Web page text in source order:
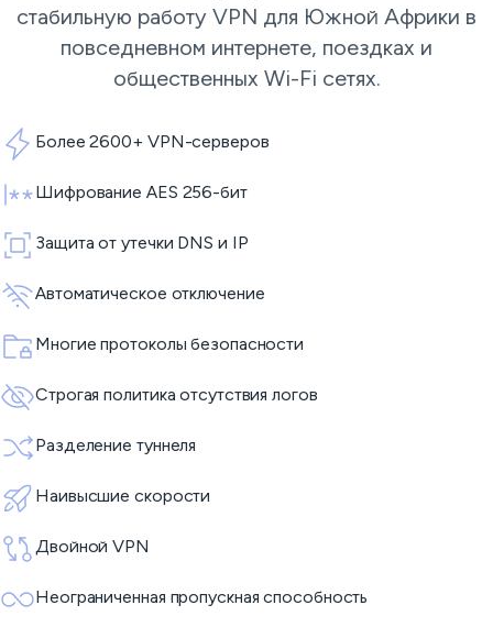
стабильную работу VPN для Южной Африки в
повседневном интернете, поездках и
общественных Wi-Fi сетях.
Более 2600+ VPN-серверов
Шифрование AES 256-бит
Защита от утечки DNS и IP
Автоматическое отключение
Многие протоколы безопасности
Строгая политика отсутствия логов
Разделение туннеля
Наивысшие скорости
Двойной VPN
Неограниченная пропускная способность